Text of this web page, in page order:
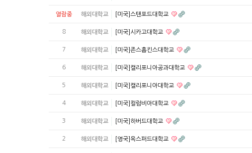
열람중 해외대학교 [미국]스탠포드대학교
8 해외대학교 [미국]시카고대학교
7 해외대학교 [미국]존스홉킨스대학교
6 해외대학교 [미국]캘리포니아공과대학교
5 해외대학교 [미국]캘리포니아대학교
4 해외대학교 [미국]컬럼비아대학교
3 해외대학교 [미국]하버드대학교
2 해외대학교 [영국]옥스퍼드대학교